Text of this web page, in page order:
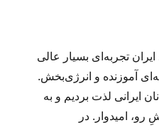
تجربه‌ای بسیار عالی
آموزنده و انرژی‌بخش.
ایرانی لذت بردیم و به
رو، امیدوار. در